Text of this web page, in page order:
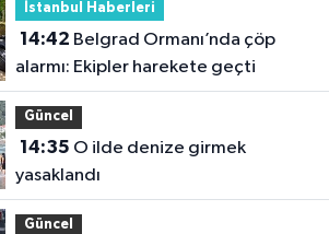
İstanbul Haberleri
14:42
alarmı: Ekipler harekete geçti
Güncel
14:35
yasaklandı
Güncel